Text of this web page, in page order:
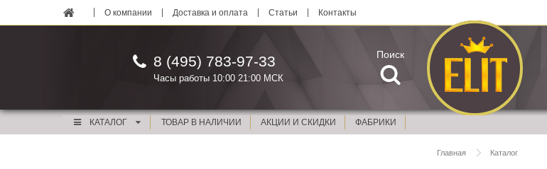
О компании Доставка и оплата Статьи Контакты
8 (495) 783-97-33
Часы работы 10:00 21:00 МСК
Поиск
КАТАЛОГ ТОВАР В НАЛИЧИИ АКЦИИ И СКИДКИ ФАБРИКИ
Главная Каталог